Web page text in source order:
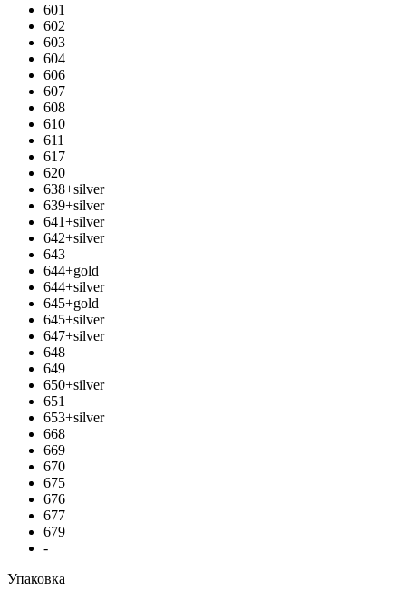
601
602
603
604
606
607
608
610
611
617
620
638+silver
639+silver
641+silver
642+silver
643
644+gold
644+silver
645+gold
645+silver
647+silver
648
649
650+silver
651
653+silver
668
669
670
675
676
677
679
-
Упаковка